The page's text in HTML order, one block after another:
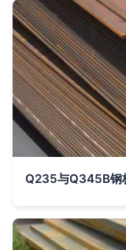
Q235与Q345B钢